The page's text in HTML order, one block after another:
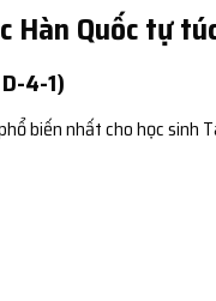
Hàn Quốc tự
4-1)
biến nhất cho học sinh